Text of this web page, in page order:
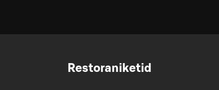
Restoraniketid